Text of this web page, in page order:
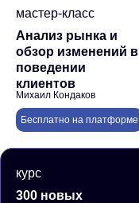
мастер-класс
Анализ рынка и
обзор изменений в
поведении
клиентов
Бесплатно на платформе
Михаил Кондаков
курс
300 новых